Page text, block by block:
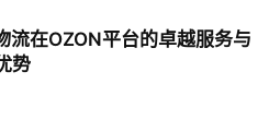
流在OZON平台的卓越服务与
势